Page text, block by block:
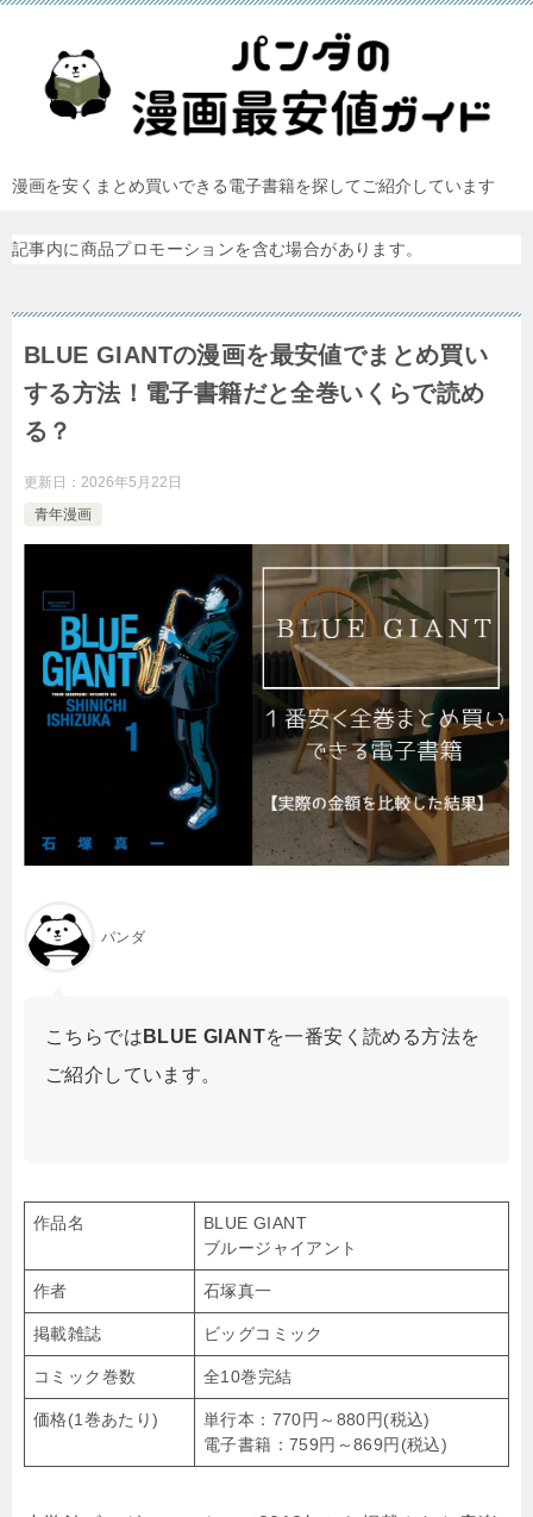
漫画を安くまとめ買いできる電子書籍を探してご紹介しています
記事内に商品プロモーションを含む場合があります。
BLUE GIANTの漫画を最安値でまとめ買い
する方法！電子書籍だと全巻いくらで読め
る？
更新日： 2026年5月22日
青年漫画
パンダ
こちらでは BLUE GIANTを一番安く読める方法を
ご紹介しています。
作品名
BLUE GIANT
ブルージャイアント
作者 石塚真一
掲載雑誌 ビッグコミック
コミック巻数 全10巻完結
価格(1巻あたり)
単行本：770円～880円(税込)
電子書籍：759円～869円(税込)